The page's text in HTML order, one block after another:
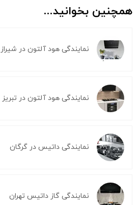
همچنین بخوانید...
نمایندگی هود آلتون در شیراز
نمایندگی هود آلتون در تبریز
نمایندگی داتیس در گرگان
نمایندگی گاز داتیس تهران